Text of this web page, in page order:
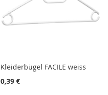
Kleiderbügel FACILE weiss
0,39 €